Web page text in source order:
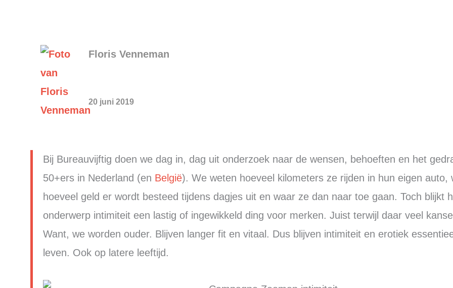
Floris Venneman
20 juni 2019
Bij Bureauvijftig doen we dag in, dag uit onderzoek naar de wensen, behoeften en het
50+ers in Nederland (en België). We weten hoeveel kilometers ze rijden in hun eigen auto,
hoeveel geld er wordt besteed tijdens dagjes uit en waar ze dan naar toe gaan. Toch blijkt
onderwerp intimiteit een lastig of ingewikkeld ding voor merken. Juist terwijl daar veel
Want, we worden ouder. Blijven langer fit en vitaal. Dus blijven intimiteit en erotiek
leven. Ook op latere leeftijd.